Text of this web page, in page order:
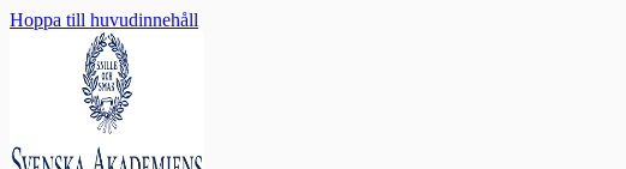
Hoppa till huvudinnehåll